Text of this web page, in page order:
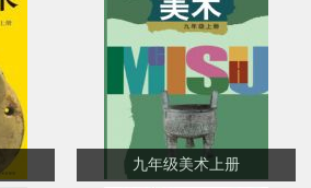
九年级美术上册